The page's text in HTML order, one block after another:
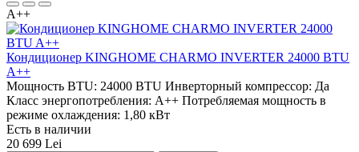
A++
Кондиционер KINGHOME CHARMO INVERTER 24000 BTU
A++
Мощность BTU: 24000 BTU Инверторный компрессор: Да
Класс энергопотребления: A++ Потребляемая мощность в
режиме охлаждения: 1,80 кВт
Есть в наличии
20 699 Lei